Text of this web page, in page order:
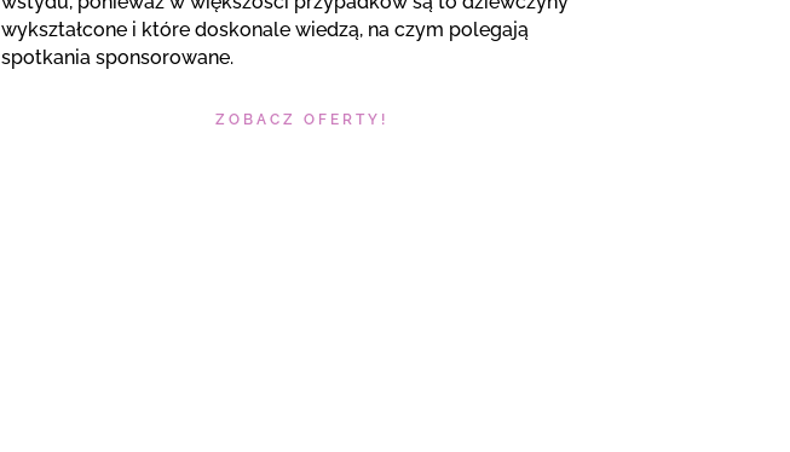
wykształcone i które doskonale wiedzą, na czym polegają
spotkania sponsorowane.
ZOBACZ OFERTY!